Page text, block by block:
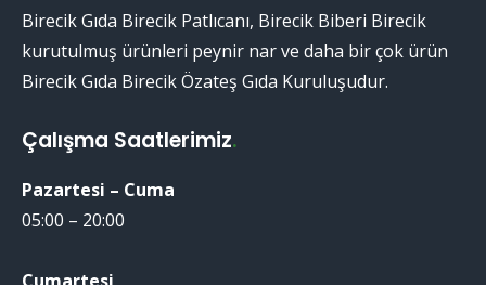
Birecik Gıda Birecik Patlıcanı, Birecik Biberi Birecik
kurutulmuş ürünleri peynir nar ve daha bir çok ürün
Birecik Gıda Birecik Özateş Gıda Kuruluşudur.
Çalışma Saatlerimiz.
Pazartesi – Cuma
05:00 – 20:00